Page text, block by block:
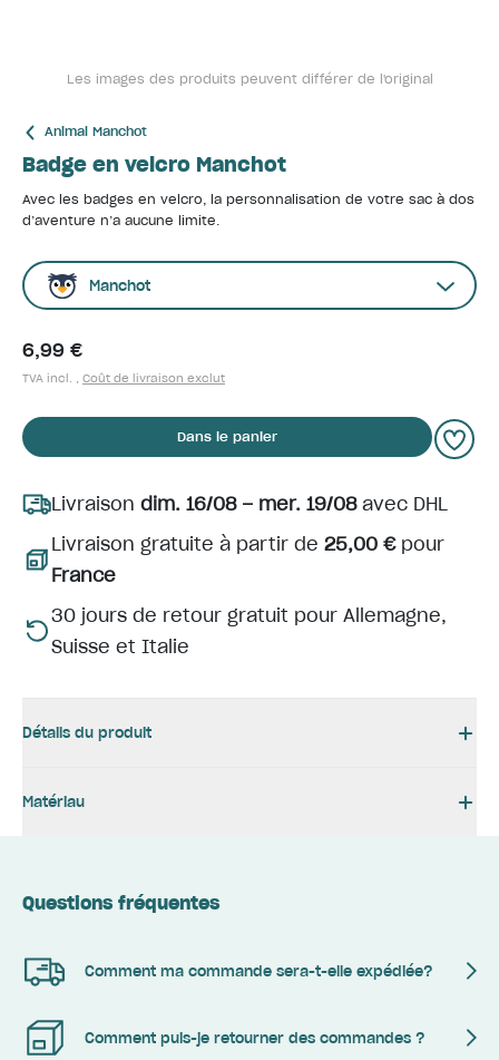
Les images des produits peuvent différer de l'original
Animal Manchot
Badge en velcro Manchot
Avec les badges en velcro, la personnalisation de votre sac à dos
d’aventure n’a aucune limite.
Manchot
6,99 €
TVA incl. , Coût de livraison exclut
Dans le panier
Livraison dim. 16/08 – mer. 19/08avec DHL
Livraison gratuite à partir de 25,00 €pour
France
30 jours de retour gratuit pour Allemagne,
Suisse et Italie
Détails du produit
Matériau
Questions fréquentes
Comment ma commande sera-t-elle expédiée?
Comment puis-je retourner des commandes ?